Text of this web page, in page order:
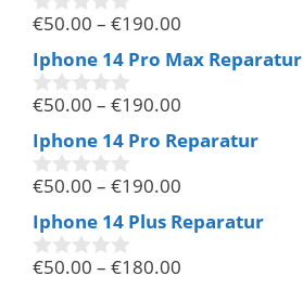
5
0
o
n
5
€50.00 – €190.00
Iphone 14 Pro Max Reparatur
0
o
n
5
€50.00 – €190.00
Iphone 14 Pro Reparatur
0
o
n
5
€50.00 – €190.00
Iphone 14 Plus Reparatur
0
€50.00 – €180.00